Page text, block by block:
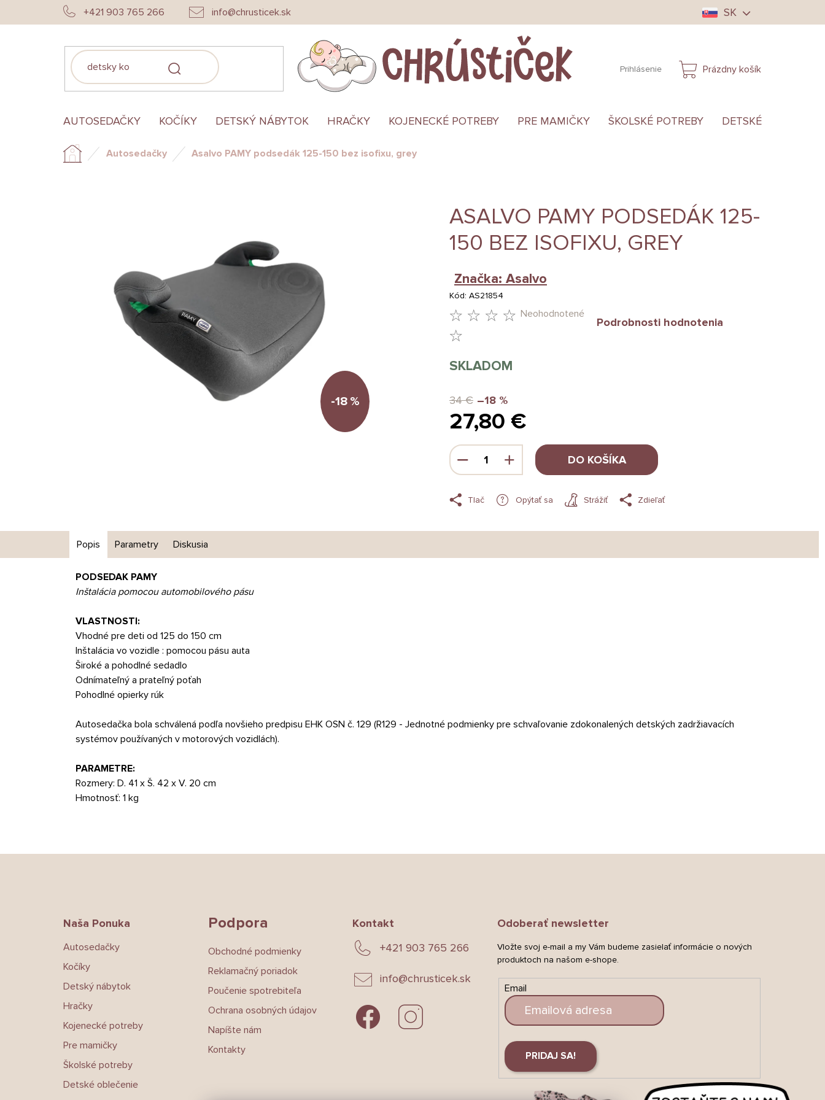
+421 903 765 266 info@chrusticek.sk SK
HĽADAŤ Prihlásenie
NÁKUPNÝ
Prázdny košík
AUTOSEDAČKY KOČÍKY DETSKÝ NÁBYTOK HRAČKY KOJENECKÉ POTREBY PRE MAMIČKY ŠKOLSKÉ POTREBY DETSKÉ OBLEČENIE
DomovAutosedačky Asalvo PAMY podsedák 125-150 bez isofixu, grey
-18 %
ASALVO PAMY PODSEDÁK 125-
150 BEZ ISOFIXU, GREY
HODNOTENIE
JE
0,0
5
HVIEZDIČIEK.
Neohodnotené
Podrobnosti hodnotenia
Kód: AS21854
Značka: Asalvo
SKLADOM
34 € –18 %
27,80 €
Jednotková
cena:
DO KOŠÍKA
Tlač Opýtať sa Strážiť Zdieľať
Popis Parametry Diskusia
PODSEDAK PAMY
Inštalácia pomocou automobilového pásu
VLASTNOSTI:
Vhodné pre deti od 125 do 150 cm
Inštalácia vo vozidle : pomocou pásu auta
Široké a pohodlné sedadlo
Odnímateľný a prateľný poťah
Pohodlné opierky rúk
Autosedačka bola schválená podľa novšieho predpisu EHK OSN č. 129 (R129 - Jednotné podmienky pre schvaľovanie zdokonalených detských zadržiavacích
systémov používaných v motorových vozidlách).
PARAMETRE:
Rozmery: D. 41 x Š. 42 x V. 20 cm
Hmotnosť: 1 kg
Naša Ponuka
Autosedačky
Kočíky
Detský nábytok
Hračky
Kojenecké potreby
Pre mamičky
Školské potreby
Detské oblečenie
Podpora
Obchodné podmienky
Reklamačný poriadok
Poučenie spotrebiteľa
Ochrana osobných údajov
Napíšte nám
Kontakty
Kontakt
info@chrusticek.sk
+421 903 765 266
Odoberať newsletter
Vložte svoj e-mail a my Vám budeme zasielať informácie o nových
produktoch na našom e-shope.
Email
PRIDAJ SA!